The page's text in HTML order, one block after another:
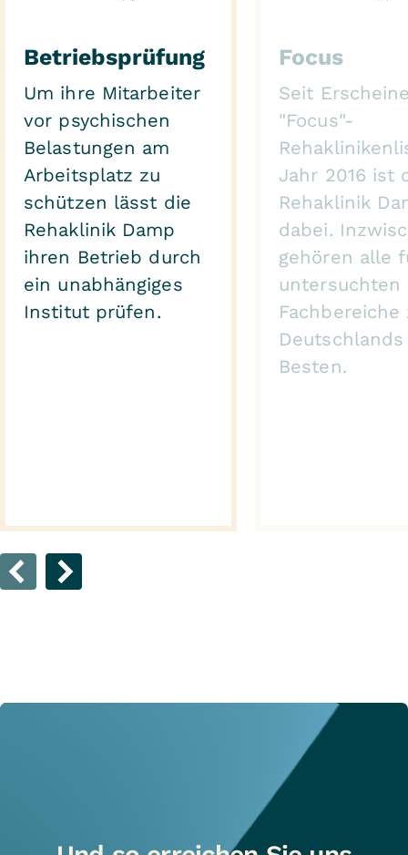
Betriebsprüfung
Um ihre Mitarbeiter
vor psychischen
Belastungen am
Arbeitsplatz zu
schützen lässt die
Rehaklinik Damp
ihren Betrieb durch
ein unabhängiges
Institut prüfen.
Focus
Seit
"Focus"-
Jahr 2016 ist
Rehaklinik
dabei.
gehören alle
untersuchten
Fachbereiche
Deutschlands
Besten.